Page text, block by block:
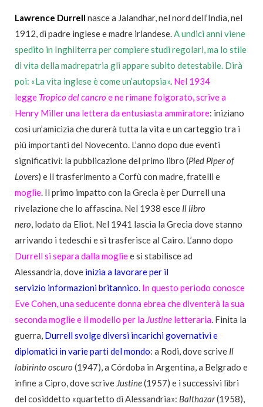
Lawrence Durrell nasce a Jalandhar, nel nord dell’India, nel
1912, di padre inglese e madre irlandese.A undici anni viene
spedito in Inghilterra per compiere studi regolari, ma lo stile
di vita della madrepatria gli appare subito detestabile. Dirà
poi: «La vita inglese è come un’autopsia». Nel 1934
legge Tropico del cancroe ne rimane folgorato, scrive a
Henry Miller una lettera da entusiasta ammiratore: iniziano
così un’amicizia che durerà tutta la vita e un carteggio tra i
più importanti del Novecento. L’anno dopo due eventi
significativi: la pubblicazione del primo libro (Pied Piper of
Lovers) e il trasferimento a Corfù con madre, fratelli e
moglie. Il primo impatto con la Grecia è per Durrell una
rivelazione che lo affascina. Nel 1938 esce Il libro
nero, lodato da Eliot. Nel 1941 lascia la Grecia dove stanno
arrivando i tedeschi e si trasferisce al Cairo. L’anno dopo
Durrell si separa dalla mogliee si stabilisce ad
Alessandria, dove inizia a lavorare per il
servizio informazioni britannico. In questo periodo conosce
Eve Cohen, una seducente donna ebrea che diventerà la sua
seconda moglie e il modello per la Justine letteraria. Finita la
guerra, Durrell svolge diversi incarichi governativi e
diplomatici in varie parti del mondo: a Rodi, dove scrive Il
labirinto oscuro (1947), a Córdoba in Argentina, a Belgrado e
infine a Cipro, dove scrive Justine(1957) e i successivi libri
del cosiddetto «quartetto di Alessandria»: Balthazar(1958),